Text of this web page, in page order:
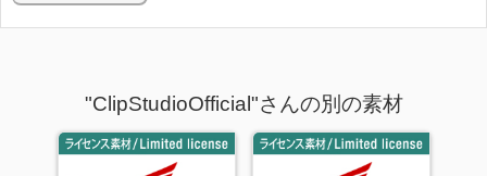
"ClipStudioOfficial"さんの別の素材